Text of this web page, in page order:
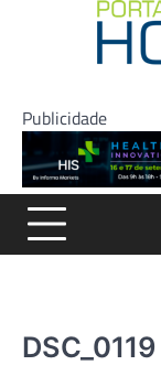
Publicidade
DSC_0119